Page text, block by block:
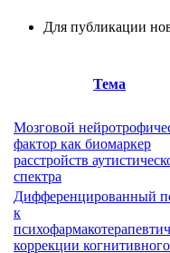
Для публикации
Тема
Мозговой
фактор как биомаркер
расстройств
спектра
Дифференцированный
к
коррекции когнитивного